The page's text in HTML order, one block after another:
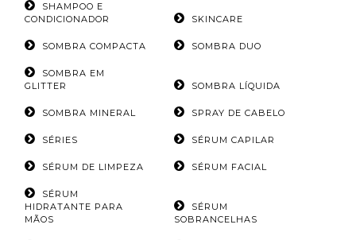
SHAMPOO E
CONDICIONADOR
SKINCARE
SOMBRA COMPACTA SOMBRA DUO
SOMBRA EM
GLITTER
SOMBRA LÍQUIDA
SOMBRA MINERAL SPRAY DE CABELO
SÉRIES SÉRUM CAPILAR
SÉRUM DE LIMPEZA SÉRUM FACIAL
SÉRUM
HIDRATANTE PARA
MÃOS
SÉRUM
SOBRANCELHAS